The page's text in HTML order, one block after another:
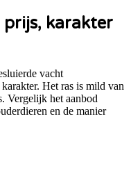
karakter
vacht
Het ras is mild van
Vergelijk het aanbod
en de manier